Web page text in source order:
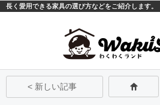
長く愛用できる家具の選び方などをご紹介します。
< 新しい記事
モバイルPC